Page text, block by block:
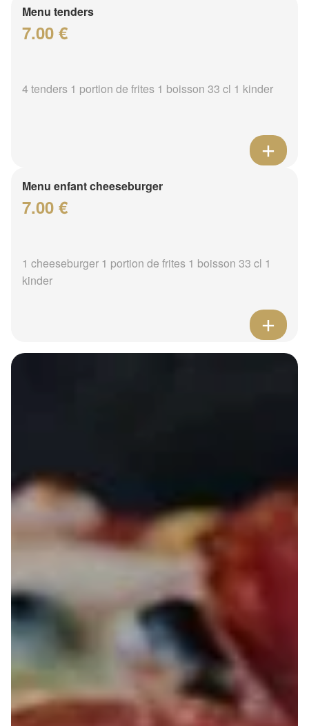
Menu tenders
7.00 €
4 tenders 1 portion de frites 1 boisson 33 cl 1 kinder
Menu enfant cheeseburger
7.00 €
1 cheeseburger 1 portion de frites 1 boisson 33 cl 1
kinder